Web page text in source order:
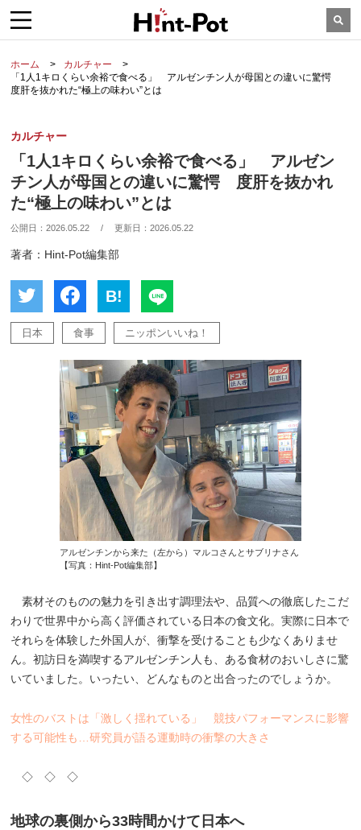
ホーム
カルチャー
「1人1キロくらい余裕で食べる」 アルゼンチン人が母国との違いに驚愕
度肝を抜かれた“極上の味わい”とは
カルチャー
「1人1キロくらい余裕で食べる」 アルゼン
チン人が母国との違いに驚愕 度肝を抜かれ
た“極上の味わい”とは
公開日：2026.05.22 / 更新日：2026.05.22
著者：Hint-Pot編集部
B!
日本 食事 ニッポンいいね！
アルゼンチンから来た（左から）マルコさんとサブリナさん
【写真：Hint-Pot編集部】
素材そのものの魅力を引き出す調理法や、品質への徹底したこだ
わりで世界中から高く評価されている日本の食文化。実際に日本で
それらを体験した外国人が、衝撃を受けることも少なくありませ
ん。初訪日を満喫するアルゼンチン人も、ある食材のおいしさに驚
いていました。いったい、どんなものと出合ったのでしょうか。
女性のバストは「激しく揺れている」 競技パフォーマンスに影響
する可能性も…研究員が語る運動時の衝撃の大きさ
◇ ◇ ◇
地球の裏側から33時間かけて日本へ